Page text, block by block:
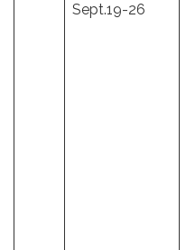
Sept.19-26